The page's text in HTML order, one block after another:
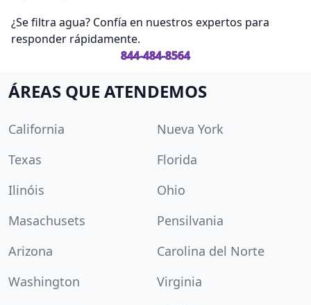
¿Se filtra agua? Confía en nuestros expertos para
responder rápidamente.
844-484-8564
ÁREAS QUE ATENDEMOS
California
Nueva York
Texas
Florida
Ilinóis
Ohio
Masachusets
Pensilvania
Arizona
Carolina del Norte
Washington
Virginia